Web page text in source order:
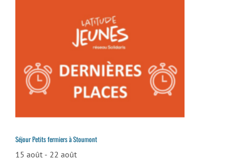
Séjour Petits fermiers à Stoumont
15 août - 22 août